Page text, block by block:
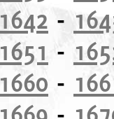
1642 -
1651 -
1660 -